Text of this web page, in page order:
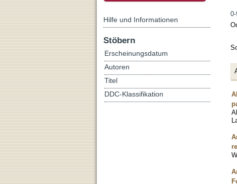
Hilfe und Informationen
Stöbern
Erscheinungsdatum
Autoren
Titel
DDC-Klassifikation